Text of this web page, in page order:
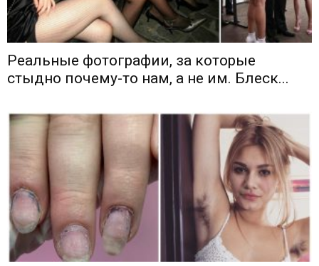
Реальные фотографии, за которые
стыдно почему-то нам, а не им. Блеск...